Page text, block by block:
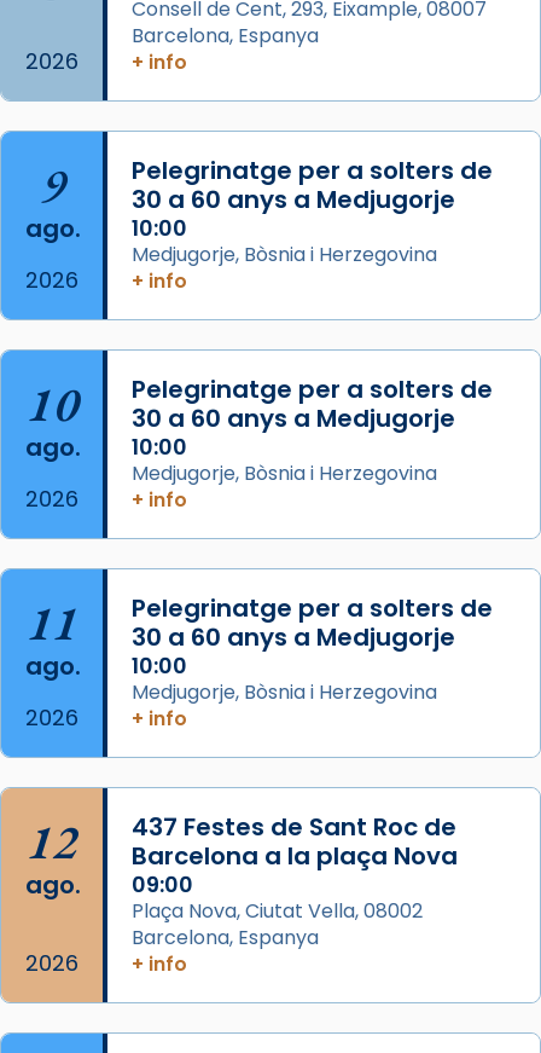
missa d’acció de gràcies en agraïment al
comitè organitzador de la visita apostòlica
L’arquebisbe de Barcelona, el cardenal Joan
Josep Omella, ha presidit la missa i l’ha
concelebrat el bisbe auxiliar de Barcelona,
Mons. David Abadías.
📸 Dr. G. Simón
Foto
Arquebisbat de Barcelona
2 weeks ago
Memòria de les santes Juliana i
Acompanyant la història de sant Cugat, a
partir de l’Edat Mitjana sorgeix la tradició
que les santes Juliana (“relatiu a Júlia”) i
Semproniana (“relatiu a Semprònia =
eterna”) són deixebles seves. I l’any 1667, el
frare Joan Gaspar Roig, afirma en una obra
que les santes són filles de l’antiga Iluro.
Mataró en reivindicarà les relíq
Foto
View on Facebook · Share
2026
Consell de Cent, 293, Eixample, 08007
Barcelona, Espanya
+ info
9
ago.
2026
Pelegrinatge per a solters de
30 a 60 anys a Medjugorje
10:00
Medjugorje, Bòsnia i Herzegovina
+ info
10
ago.
2026
Pelegrinatge per a solters de
30 a 60 anys a Medjugorje
10:00
Medjugorje, Bòsnia i Herzegovina
+ info
11
ago.
2026
Pelegrinatge per a solters de
30 a 60 anys a Medjugorje
10:00
Medjugorje, Bòsnia i Herzegovina
+ info
12
ago.
2026
437 Festes de Sant Roc de
Barcelona a la plaça Nova
09:00
Plaça Nova, Ciutat Vella, 08002
Barcelona, Espanya
+ info